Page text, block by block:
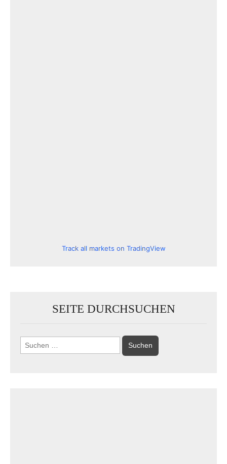
Track all markets on TradingView
SEITE DURCHSUCHEN
Suchen
nach: